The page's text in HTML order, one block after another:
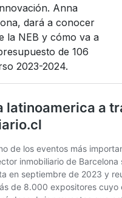
Anna
dará a conocer
la NEB y cómo va a
de 106
2023-2024.